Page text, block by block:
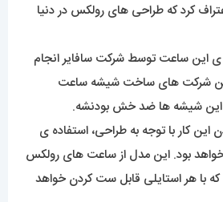
کرد که طراحی های رولکس در دنیا
ساعت توسط شرکت سافایر انجام
شرکت های ساخت شیشه ساعت
شیشه ها ضد خش بودنشه.
این کار با توجه به طراحی، استفاده ی
بود. این مدل از ساعت های رولکس
با هر استایلی قابل ست کردن خواهد